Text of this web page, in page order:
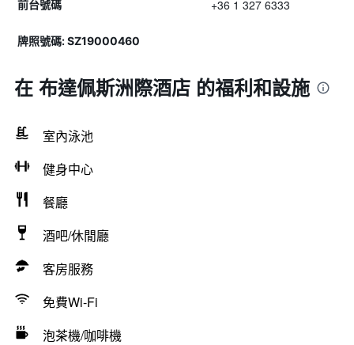
前台號碼 +36 1 327 6333
牌照號碼: SZ19000460
在 布達佩斯洲際酒店 的福利和設施
室內泳池
健身中心
餐廳
酒吧/休閒廳
客房服務
免費Wi-Fi
泡茶機/咖啡機